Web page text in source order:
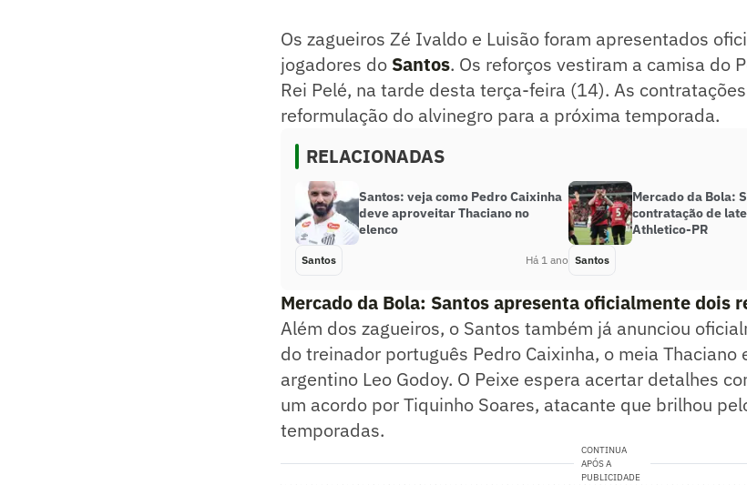
Os zagueiros Zé Ivaldo e Luisão foram apresentados
jogadores do Santos. Os reforços vestiram a camisa do
Rei Pelé, na tarde desta terça-feira (14). As
reformulação do alvinegro para a próxima temporada.
RELACIONADAS
Santos: veja como Pedro Caixinha
deve aproveitar Thaciano no
elenco
Santos Há 1 ano
Mercado da Bola:
contratação de
Athletico-PR
Santos
Mercado da Bola: Santos apresenta oficialmente dois
Além dos zagueiros, o Santos também já anunciou
do treinador português Pedro Caixinha, o meia
argentino Leo Godoy. O Peixe espera acertar detalhes
um acordo por Tiquinho Soares, atacante que brilhou
temporadas.
CONTINUA
APÓS A
PUBLICIDADE